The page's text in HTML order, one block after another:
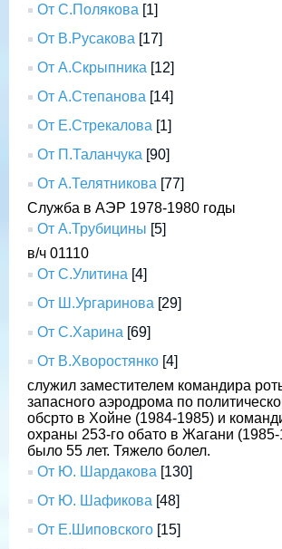
От С.Полякова [1]
От В.Русакова [17]
От А.Скрыпника [12]
От А.Степанова [14]
От Е.Стрекалова [1]
От П.Таланчука [90]
От А.Телятникова [77]
Служба в АЭР 1978-1980 годы
От А.Трубицины [5]
в/ч 01110
От С.Улитина [4]
От Ш.Ургаринова [29]
От С.Харина [69]
От В.Хворостянко [4]
служил заместителем командира
запасного аэродрома по
обсрто в Хойне (1984-1985) и
охраны 253-го обато в Жагани
было 55 лет. Тяжело болел.
От Ю. Шардакова [130]
От Ю. Шафикова [48]
От Е.Шиповского [15]